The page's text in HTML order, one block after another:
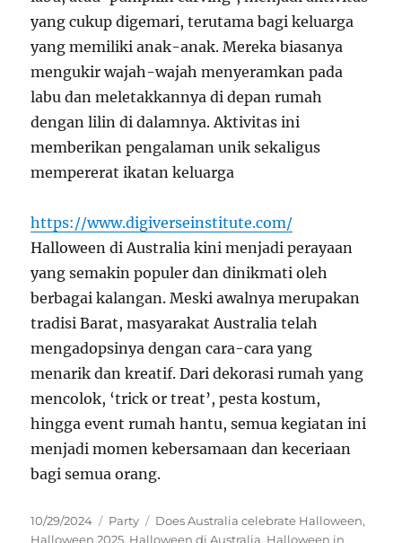
yang cukup digemari, terutama bagi keluarga
yang memiliki anak-anak. Mereka biasanya
mengukir wajah-wajah menyeramkan pada
labu dan meletakkannya di depan rumah
dengan lilin di dalamnya. Aktivitas ini
memberikan pengalaman unik sekaligus
mempererat ikatan keluarga
https://www.digiverseinstitute.com/
Halloween di Australia kini menjadi perayaan
yang semakin populer dan dinikmati oleh
berbagai kalangan. Meski awalnya merupakan
tradisi Barat, masyarakat Australia telah
mengadopsinya dengan cara-cara yang
menarik dan kreatif. Dari dekorasi rumah yang
mencolok, ‘trick or treat’, pesta kostum,
hingga event rumah hantu, semua kegiatan ini
menjadi momen kebersamaan dan keceriaan
bagi semua orang.
Posted
on
10/29/2024 Categories
Party Tags
Does Australia celebrate Halloween,
Halloween 2025, Halloween di Australia, Halloween in